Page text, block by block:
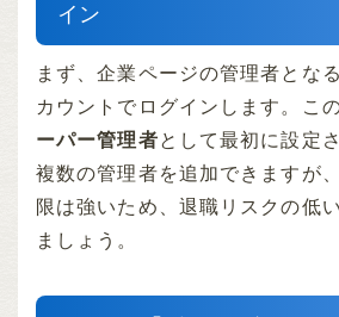
イン
まず、企業ページの管理者とな
カウントでログインします。こ
ーパー管理者として最初に設定
複数の管理者を追加できますが
限は強いため、退職リスクの低
ましょう。